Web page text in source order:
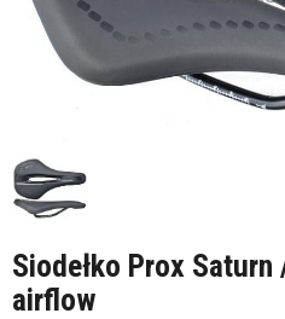
Siodełko Prox
airflow